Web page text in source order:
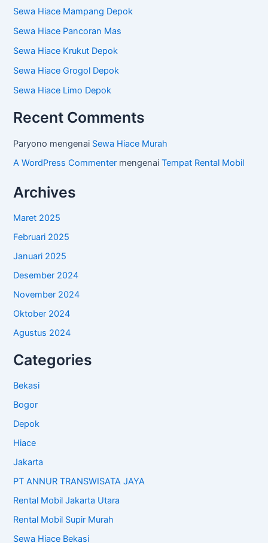
Sewa Hiace Mampang Depok
Sewa Hiace Pancoran Mas
Sewa Hiace Krukut Depok
Sewa Hiace Grogol Depok
Sewa Hiace Limo Depok
Recent Comments
Paryono mengenai Sewa Hiace Murah
A WordPress Commenter mengenaiTempat Rental Mobil
Archives
Maret 2025
Februari 2025
Januari 2025
Desember 2024
November 2024
Oktober 2024
Agustus 2024
Categories
Bekasi
Bogor
Depok
Hiace
Jakarta
PT ANNUR TRANSWISATA JAYA
Rental Mobil Jakarta Utara
Rental Mobil Supir Murah
Sewa Hiace Bekasi